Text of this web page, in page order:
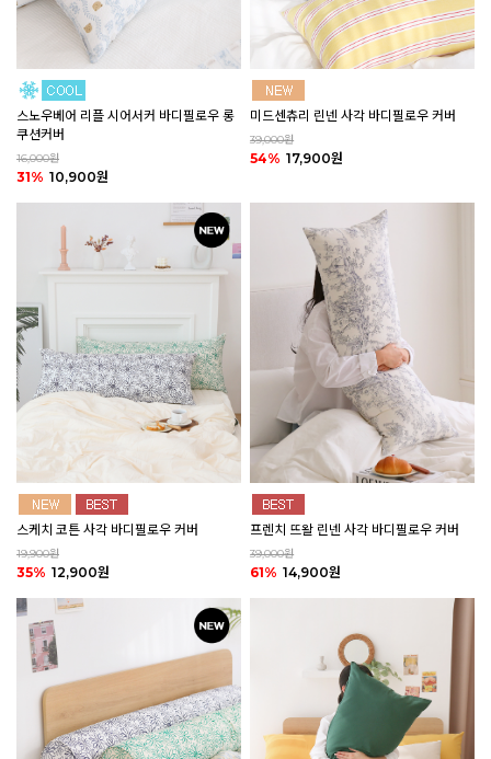
스노우베어 리플 시어서커 바디필로우 롱
쿠션커버
16,000원
31% 10,900원
미드센츄리 린넨 사각 바디필로우 커버
39,000원
54% 17,900원
스케치 코튼 사각 바디필로우 커버
19,900원
35% 12,900원
프렌치 뜨왈 린넨 사각 바디필로우 커버
39,000원
61% 14,900원